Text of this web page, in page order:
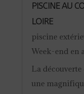
PISCINE AU
LOIRE
piscine
Week-end en
La découverte
une